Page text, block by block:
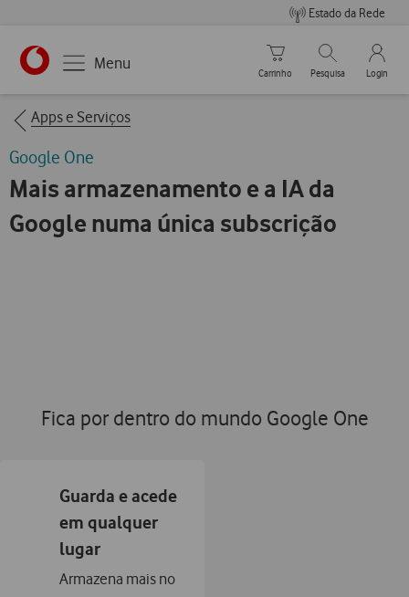
Estado da Rede
https://www.vodafone.pt
Menu
Carrinho de compras
Carrinho
Pesquisar
Pesquisa
My
Login
Breadcrumbs
Apps e Serviços
Google One
Mais armazenamento e a IA da
Google numa única subscrição
Fica por dentro do mundo Google One
Guarda e acede
em qualquer
lugar
Armazena mais no